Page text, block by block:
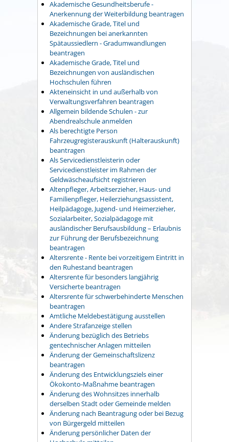
Akademische Gesundheitsberufe -
Anerkennung der Weiterbildung beantragen
Akademische Grade, Titel und
Bezeichnungen bei anerkannten
Spätaussiedlern - Gradumwandlungen
beantragen
Akademische Grade, Titel und
Bezeichnungen von ausländischen
Hochschulen führen
Akteneinsicht in und außerhalb von
Verwaltungsverfahren beantragen
Allgemein bildende Schulen - zur
Abendrealschule anmelden
Als berechtigte Person
Fahrzeugregisterauskunft (Halterauskunft)
beantragen
Als Servicedienstleisterin oder
Servicedienstleister im Rahmen der
Geldwäscheaufsicht registrieren
Altenpfleger, Arbeitserzieher, Haus- und
Familienpfleger, Heilerziehungsassistent,
Heilpädagoge, Jugend- und Heimerzieher,
Sozialarbeiter, Sozialpädagoge mit
ausländischer Berufsausbildung – Erlaubnis
zur Führung der Berufsbezeichnung
beantragen
Altersrente - Rente bei vorzeitigem Eintritt in
den Ruhestand beantragen
Altersrente für besonders langjährig
Versicherte beantragen
Altersrente für schwerbehinderte Menschen
beantragen
Amtliche Meldebestätigung ausstellen
Andere Strafanzeige stellen
Änderung bezüglich des Betriebs
gentechnischer Anlagen mitteilen
Änderung der Gemeinschaftslizenz
beantragen
Änderung des Entwicklungsziels einer
Ökokonto-Maßnahme beantragen
Änderung des Wohnsitzes innerhalb
derselben Stadt oder Gemeinde melden
Änderung nach Beantragung oder bei Bezug
von Bürgergeld mitteilen
Änderung persönlicher Daten der